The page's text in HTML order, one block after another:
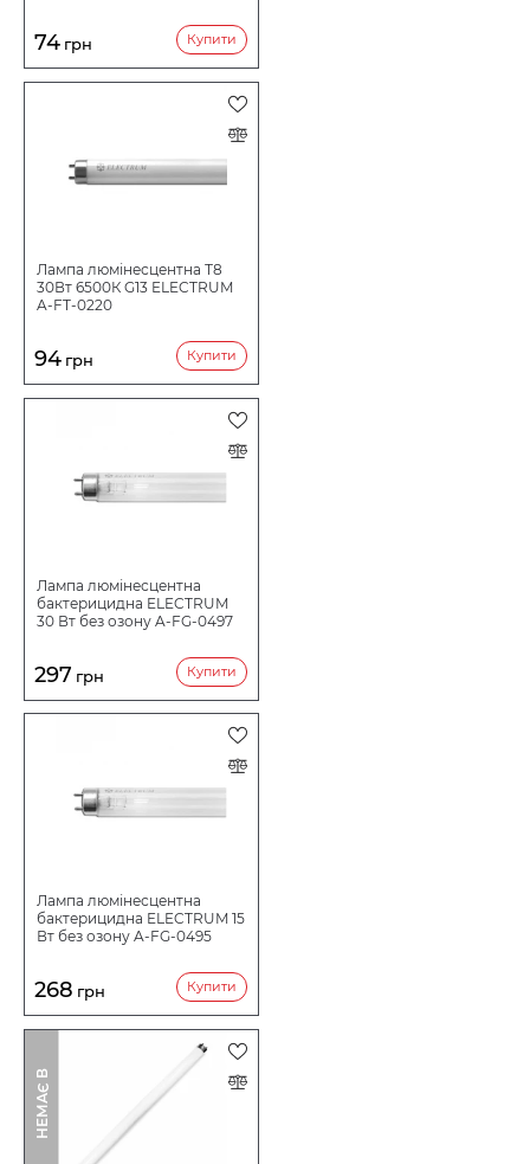
74 грн Купити
Лампа люмінесцентна Т8
30Вт 6500К G13 ELECTRUM
A-FT-0220
94 грн Купити
Лампа люмінесцентна
бактерицидна ELECTRUM
30 Вт без озону A-FG-0497
297 грн Купити
Лампа люмінесцентна
бактерицидна ELECTRUM 15
Вт без озону A-FG-0495
268 грн Купити
Н
Е
М
А
Є
В
Н
А
Я
В
Н
О
С
Т
НАПРУГА В